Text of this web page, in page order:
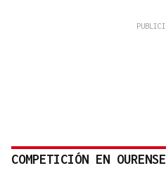
COMPETICIÓN EN OURENSE